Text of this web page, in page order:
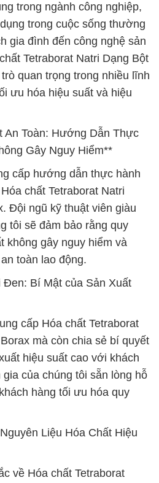
trong ngành công nghiệp,
trong cuộc sống thường
gia đình đến công nghệ sản
Tetraborat Natri Dạng Bột
quan trọng trong nhiều lĩnh
ưu hóa hiệu suất và hiệu
An Toàn: Hướng Dẫn Thực
Gây Nguy Hiểm**
cấp hướng dẫn thực hành
chất Tetraborat Natri
Đội ngũ kỹ thuật viên giàu
tôi sẽ đảm bảo rằng quy
không gây nguy hiểm và
toàn lao động.
Bí Mật của Sản Xuất
cấp Hóa chất Tetraborat
mà còn chia sẻ bí quyết
hiệu suất cao với khách
của chúng tôi sẵn lòng hỗ
hàng tối ưu hóa quy
Liệu Hóa Chất Hiệu
về Hóa chất Tetraborat